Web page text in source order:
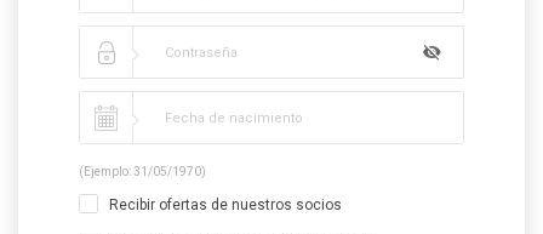
(Ejemplo: 31/05/1970)
Recibir ofertas de nuestros socios